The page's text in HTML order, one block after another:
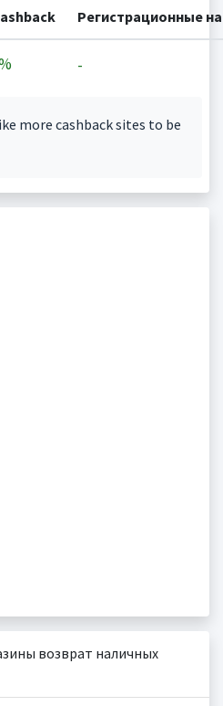
Регистрационные
-
more cashback sites to be
возврат наличных